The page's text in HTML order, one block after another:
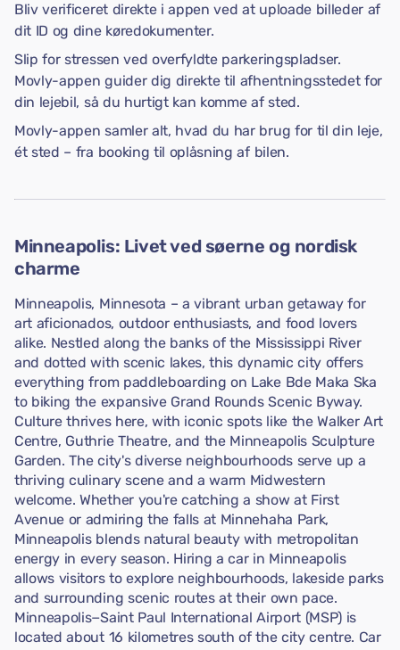
Bliv verificeret direkte i appen ved at uploade billeder af
dit ID og dine køredokumenter.
Slip for stressen ved overfyldte parkeringspladser.
Movly-appen guider dig direkte til afhentningsstedet for
din lejebil, så du hurtigt kan komme af sted.
Movly-appen samler alt, hvad du har brug for til din leje,
ét sted – fra booking til oplåsning af bilen.
Minneapolis: Livet ved søerne og nordisk
charme
Minneapolis, Minnesota – a vibrant urban getaway for
art aficionados, outdoor enthusiasts, and food lovers
alike. Nestled along the banks of the Mississippi River
and dotted with scenic lakes, this dynamic city offers
everything from paddleboarding on Lake Bde Maka Ska
to biking the expansive Grand Rounds Scenic Byway.
Culture thrives here, with iconic spots like the Walker Art
Centre, Guthrie Theatre, and the Minneapolis Sculpture
Garden. The city's diverse neighbourhoods serve up a
thriving culinary scene and a warm Midwestern
welcome. Whether you're catching a show at First
Avenue or admiring the falls at Minnehaha Park,
Minneapolis blends natural beauty with metropolitan
energy in every season. Hiring a car in Minneapolis
allows visitors to explore neighbourhoods, lakeside parks
and surrounding scenic routes at their own pace.
Minneapolis−Saint Paul International Airport (MSP) is
located about 16 kilometres south of the city centre. Car